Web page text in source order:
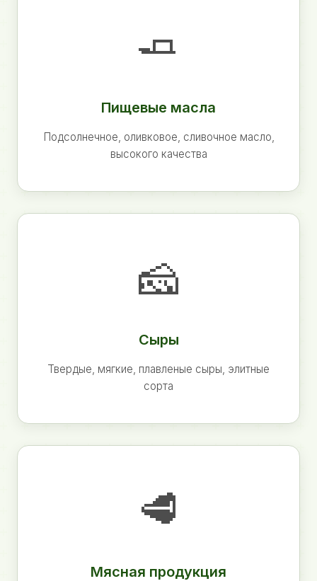
🧈
Пищевые масла
Подсолнечное, оливковое, сливочное масло,
высокого качества
🧀
Сыры
Твердые, мягкие, плавленые сыры, элитные
сорта
🥩
Мясная продукция